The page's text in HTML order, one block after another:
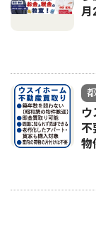
月
ウ
不
物